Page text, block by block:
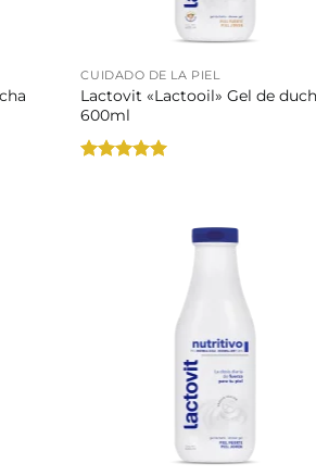
CUIDADO DE LA PIEL
Lactovit «Lactooil» Gel de
600ml